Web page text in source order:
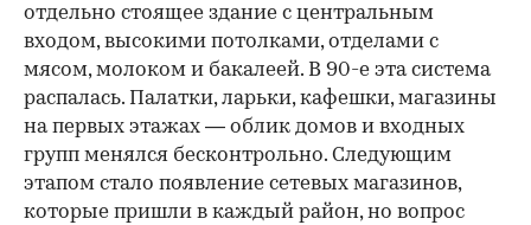
отдельно стоящее здание с центральным
входом, высокими потолками, отделами с
мясом, молоком и бакалеей. В 90-е эта система
распалась. Палатки, ларьки, кафешки, магазины
на первых этажах — облик домов и входных
групп менялся бесконтрольно. Следующим
этапом стало появление сетевых магазинов,
которые пришли в каждый район, но вопрос